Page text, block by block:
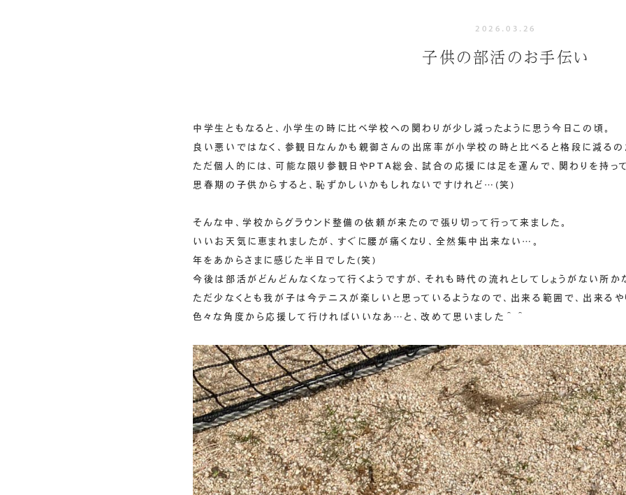
2026.03.26
子供の部活のお手伝い
中学生ともなると、小学生の時に比べ学校への関わりが少し減ったように思う今日この頃。
良い悪いではなく、参観日なんかも親御さんの出席率が小学校の時と比べると格段に減るの
ただ個人的には、可能な限り参観日やPTA総会、試合の応援には足を運んで、関わりを持っ
思春期の子供からすると、恥ずかしいかもしれないですけれど…(笑)
そんな中、学校からグラウンド整備の依頼が来たので張り切って行って来ました。
いいお天気に恵まれましたが、すぐに腰が痛くなり、全然集中出来ない…。
年をあからさまに感じた半日でした(笑)
今後は部活がどんどんなくなって行くようですが、それも時代の流れとしてしょうがない所か
ただ少なくとも我が子は今テニスが楽しいと思っているようなので、出来る範囲で、出来るや
色々な角度から応援して行ければいいなあ…と、改めて思いました＾＾